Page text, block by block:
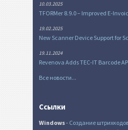
10.03.2025
TFORMer 8.9.0 – Improved E-
19.02.2025
New Scanner Device Support for
19.11.2024
Revenova Adds TEC-IT Barcode
Все новости...
Ссылки
Windows- Создание